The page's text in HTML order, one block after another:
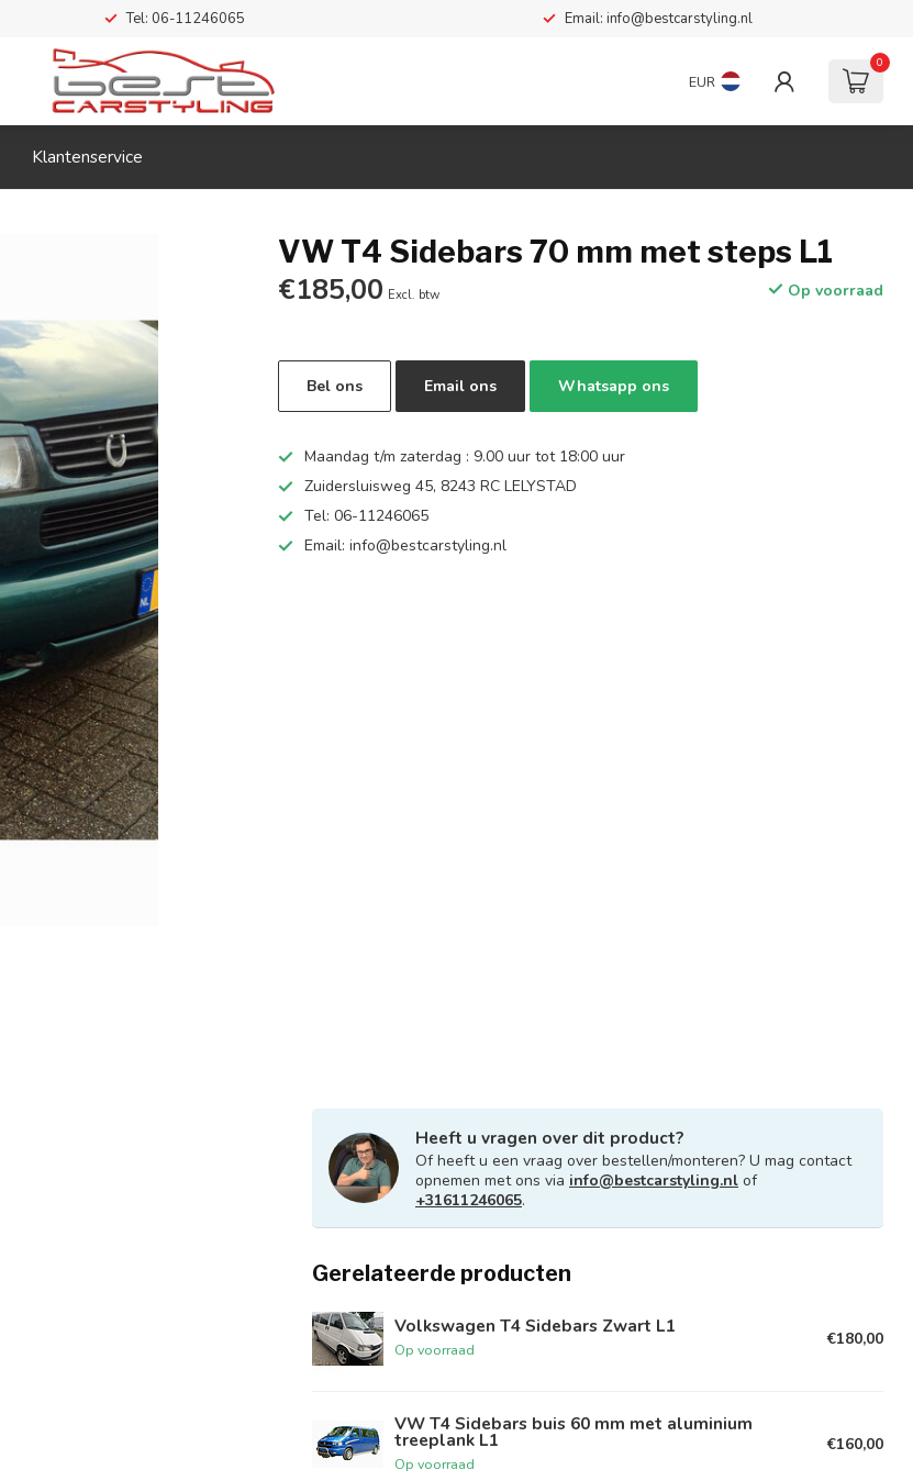
Tel: 06-11246065 Email: info@bestcarstyling.nl
EUR
0
Klantenservice
VW T4 Sidebars 70 mm met steps L1
€185,00 Excl. btw Op voorraad
Bel ons Email ons Whatsapp ons
Maandag t/m zaterdag : 9.00 uur tot 18:00 uur
Zuidersluisweg 45, 8243 RC LELYSTAD
Tel: 06-11246065
Email:info@bestcarstyling.nl
Heeft u vragen over dit product?
Of heeft u een vraag over bestellen/monteren? U mag contact
opnemen met ons via info@bestcarstyling.nl of
+31611246065.
Gerelateerde producten
Volkswagen T4 Sidebars Zwart L1
Op voorraad
€180,00
VW T4 Sidebars buis 60 mm met aluminium
treeplank L1
Op voorraad
€160,00